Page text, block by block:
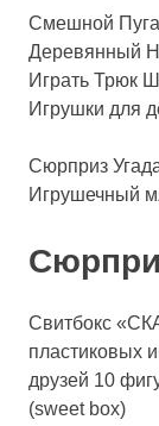
Смешной
Деревянный
Играть Трюк
Игрушки для
Сюрприз
Игрушечный
Свитбокс
пластиковых
друзей 10
(sweet box)